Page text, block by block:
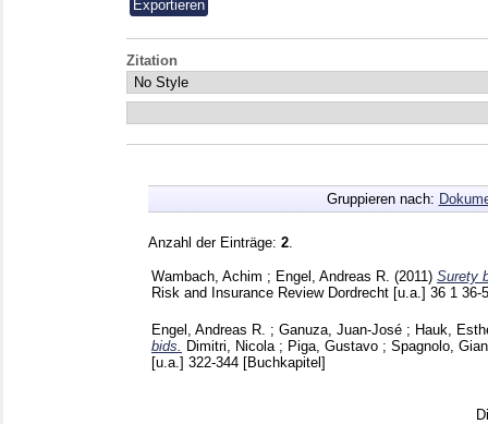
Zitation
Gruppieren nach:
Anzahl der Einträge: 2
Wambach, Achim ; Engel, Andreas R. (2011) Surety
Risk and Insurance Review Dordrecht [u.a.] 36 1 36-
Engel, Andreas R. ; Ganuza, Juan-José ; Hauk,
bids.
Dimitri, Nicola ; Piga, Gustavo ; Spagnolo,
[u.a.] 322-344 [Buchkapitel]